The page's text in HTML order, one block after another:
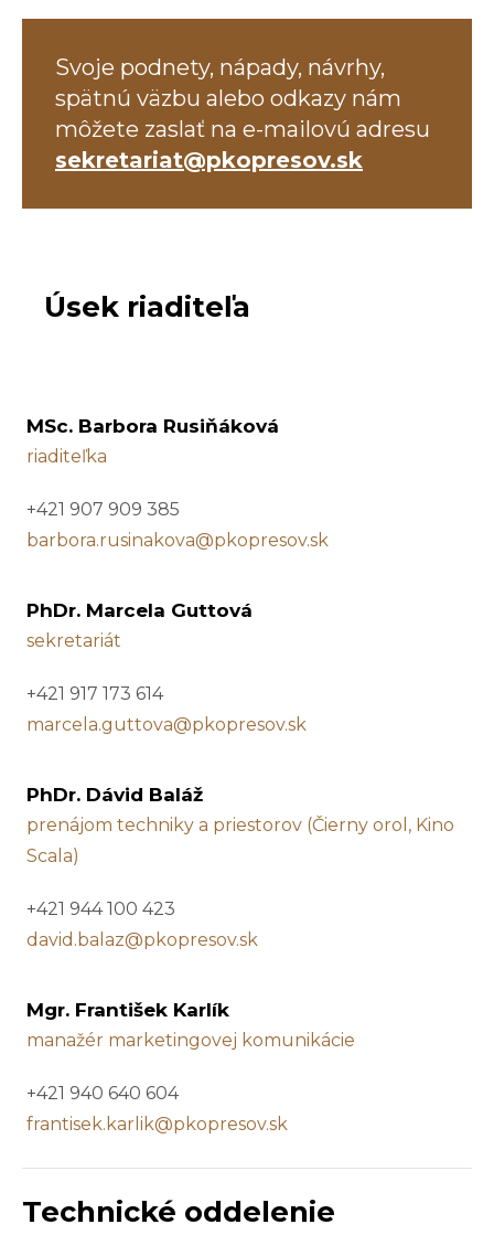
Svoje podnety, nápady, návrhy,
spätnú väzbu alebo odkazy nám
môžete zaslať na e-mailovú adresu
sekretariat@pkopresov.sk
Úsek riaditeľa
MSc. Barbora Rusiňáková
riaditeľka
+421 907 909 385
barbora.rusinakova@pkopresov.sk
PhDr. Marcela Guttová
sekretariát
+421 917 173 614
marcela.guttova@pkopresov.sk
PhDr. Dávid Baláž
prenájom techniky a priestorov (Čierny orol, Kino
Scala)
+421 944 100 423
david.balaz@pkopresov.sk
Mgr. František Karlík
manažér marketingovej komunikácie
+421 940 640 604
frantisek.karlik@pkopresov.sk
Technické oddelenie